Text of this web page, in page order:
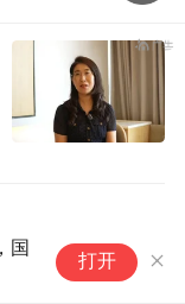
15
打开